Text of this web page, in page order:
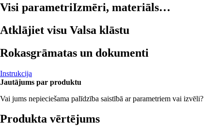
Visi parametriIzmēri, materiāls…
Atklājiet visu Valsa klāstu
Rokasgrāmatas un dokumenti
Instrukcija
Jautājums par produktu
Vai jums nepieciešama palīdzība saistībā ar parametriem vai izvēli?
Produkta vērtējums